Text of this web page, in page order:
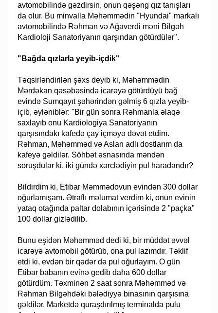
avtomobilində gəzdirsin, onun qəşəng qız tanışları
da olur. Bu minvalla Məhəmmədin "Hyundai" markalı
avtomobilində Rəhman və Ağaverdi məni Bilgəh
Kardioloji Sanatoriyanın qarşından götürdülər".
"Bağda qızlarla yeyib-içdik"
Təqsirləndirilən şəxs deyib ki, Məhəmmədin
Mərdəkan qəsəbəsində icarəyə götürdüyü bağ
evində Sumqayıt şəhərindən gəlmiş 6 qızla yeyib-
içib, əyləniblər: "Bir gün sonra Rəhmanla əlaqə
saxlayıb onu Kardiologiya Sanatoriyanın
qarşısındakı kafedə çay içməyə dəvət etdim.
Rəhman, Məhəmməd və Aslan adlı dostlarım da
kafeyə gəldilər. Söhbət əsnasında məndən
soruşdular ki, iki gündə xərclədiyin pul haradandır?
Bildirdim ki, Etibar Məmmədovun evindən 300 dollar
oğurlamışam. Ətraflı məlumat verdim ki, onun evinin
yataq otağında paltar dolabının içərisində 2 "paçka"
100 dollar gizlədilib.
Bunu eşidən Məhəmməd dedi ki, bir müddət əvvəl
icarəyə avtomobil götürüb, ona pul lazımdır. Təklif
etdi ki, evdən bir qədər də pul oğurlayım. O gün
Etibar babanın evinə gedib daha 600 dollar
götürdüm. Təxminən 2 saat sonra Məhəmməd və
Rəhman Bilgəhdəki bələdiyyə binasının qarşısına
gəldilər. Marketdə quraşdırılmış terminalda pulu